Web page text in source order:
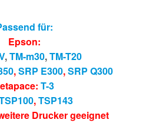
für:
Epson:
,TM-m30,TM-T20
,SRP E300,SRP Q300
T-3
,TSP143
Drucker geeignet